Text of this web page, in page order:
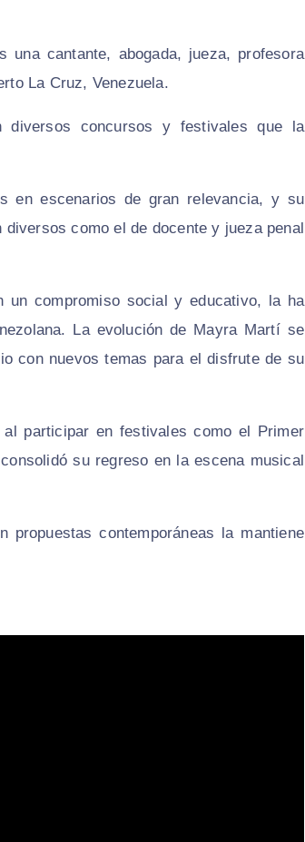
cantante, abogada, jueza, profesora
La Cruz, Venezuela.
diversos concursos y festivales que la
en escenarios de gran relevancia, y su
como el de docente y jueza penal
un compromiso social y educativo, la ha
La evolución de Mayra Martí se
con nuevos temas para el disfrute de su
participar en festivales como el Primer
su regreso en la escena musical
propuestas contemporáneas la mantiene